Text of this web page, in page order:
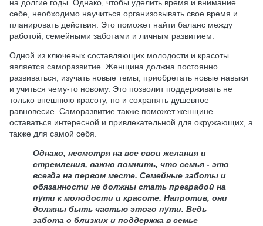
на долгие годы. Однако, чтобы уделить время и внимание
себе, необходимо научиться организовывать свое время и
планировать действия. Это поможет найти баланс между
работой, семейными заботами и личным развитием.
Одной из ключевых составляющих молодости и красоты
является саморазвитие. Женщина должна постоянно
развиваться, изучать новые темы, приобретать новые навыки
и учиться чему-то новому. Это позволит поддерживать не
только внешнюю красоту, но и сохранять душевное
равновесие. Саморазвитие также поможет женщине
оставаться интересной и привлекательной для окружающих, а
также для самой себя.
Однако, несмотря на все свои желания и
стремления, важно помнить, что семья - это
всегда на первом месте. Семейные заботы и
обязанности не должны стать преградой на
пути к молодости и красоте. Напротив, они
должны быть частью этого пути. Ведь
забота о близких и поддержка в семье